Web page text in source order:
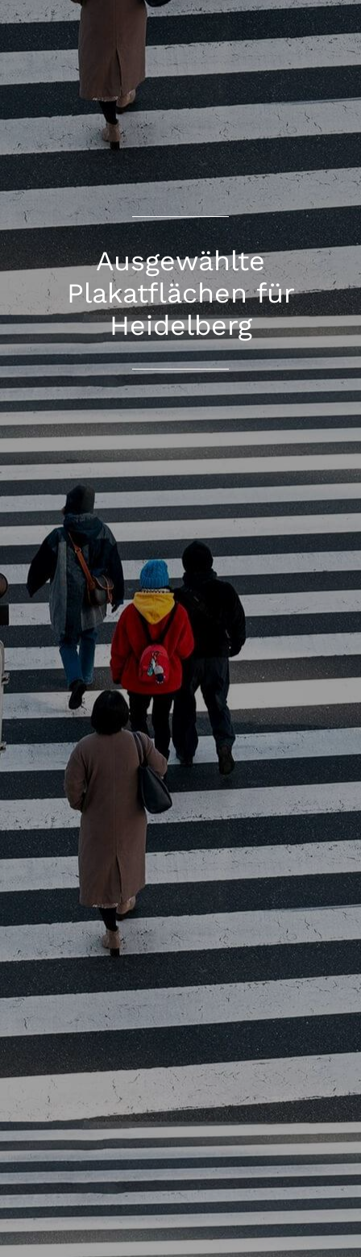
Ausgewählte
Plakatflächen für
Heidelberg